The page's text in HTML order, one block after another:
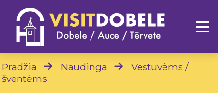
Pradžia Naudinga
Vestuvėms /
šventėms